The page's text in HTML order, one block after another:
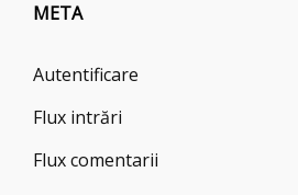
META
Autentificare
Flux intrări
Flux comentarii